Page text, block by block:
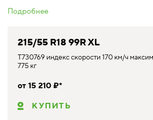
Подробнее
215/55 R18 99R XL
T730769 индекс скорости 170 км/ч
775 кг
от 15 210 ₽*
КУПИТЬ